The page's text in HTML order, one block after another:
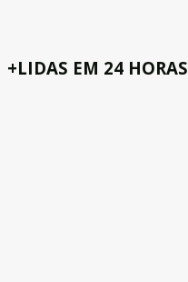
+LIDAS EM 24 HORAS